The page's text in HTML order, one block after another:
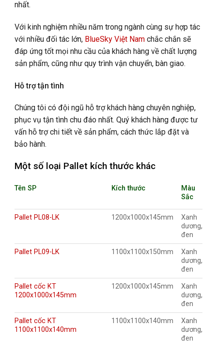
nhất.
Với kinh nghiệm nhiều năm trong ngành cùng sự hợp tác
với nhiều đối tác lớn, BlueSky Việt Nam chắc chắn sẽ
đáp ứng tốt mọi nhu cầu của khách hàng về chất lượng
sản phẩm, cũng như quy trình vận chuyển, bàn giao.
Hỗ trợ tận tình
Chúng tôi có đội ngũ hỗ trợ khách hàng chuyên nghiệp,
phục vụ tận tình chu đáo nhất. Quý khách hàng được tư
vấn hỗ trợ chi tiết về sản phẩm, cách thức lắp đặt và
bảo hành.
Một số loại Pallet kích thước khác
Tên SP Kích thước
Màu
Sắc
Pallet PL08-LK 1200x1000x145mm
Xanh
dương,
đen
Pallet PL09-LK 1100x1100x150mm
Xanh
dương,
đen
Pallet cốc KT
1200x1000x145mm
1200x1000x145mm
Xanh
dương,
đen
Pallet cốc KT
1100x1100x140mm
1100x1100x140mm
Xanh
dương,
đen